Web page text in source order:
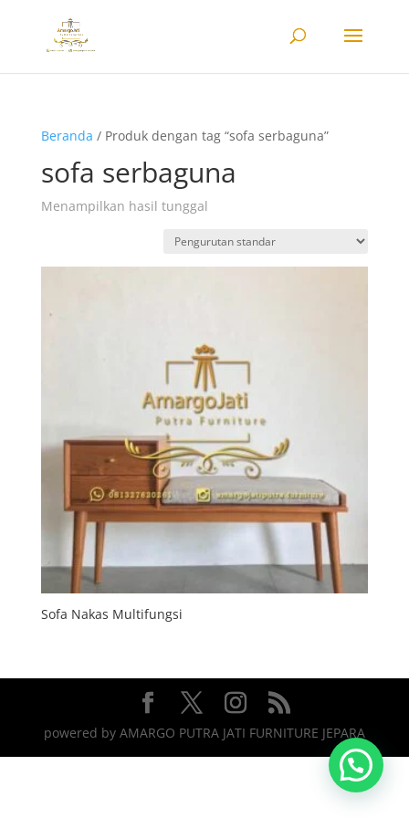
Beranda / Produk dengan tag “sofa serbaguna”
sofa serbaguna
Menampilkan hasil tunggal
Sofa Nakas Multifungsi
powered by AMARGO PUTRA JATI FURNITURE JEPARA